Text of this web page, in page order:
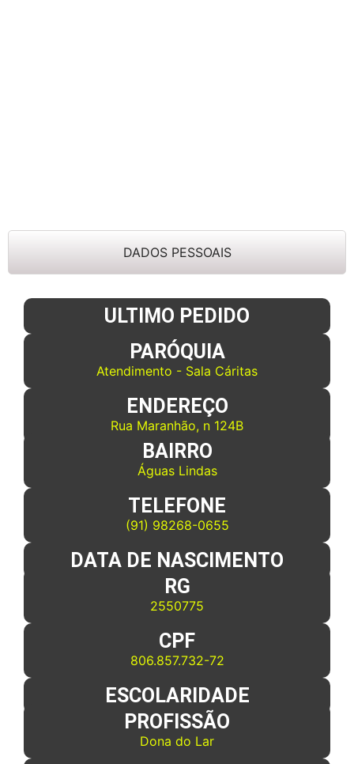
DADOS PESSOAIS
ULTIMO PEDIDO
PARÓQUIA
Atendimento - Sala Cáritas
ENDEREÇO
Rua Maranhão, n 124B
BAIRRO
Águas Lindas
TELEFONE
(91) 98268-0655
DATA DE NASCIMENTO
RG
2550775
CPF
806.857.732-72
ESCOLARIDADE
PROFISSÃO
Dona do Lar